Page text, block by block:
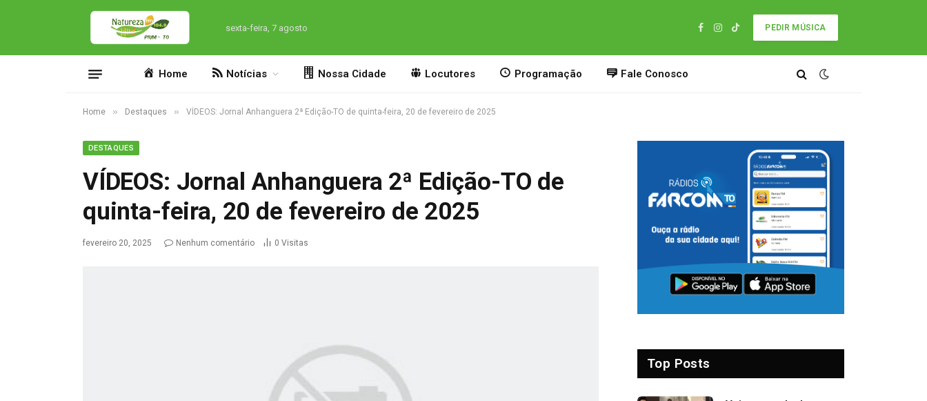
sexta-feira, 7 agosto
Facebook
Instagram
TikTok
PEDIR MÚSICA
Home Notícias Nossa Cidade Locutores Programação Fale Conosco
Home » Destaques » VÍDEOS: Jornal Anhanguera 2ª Edição-TO de quinta-feira, 20 de fevereiro de 2025
DESTAQUES
VÍDEOS: Jornal Anhanguera 2ª Edição-TO de
quinta-feira, 20 de fevereiro de 2025
fevereiro 20, 2025 Nenhum comentário 0 Visitas
Top Posts